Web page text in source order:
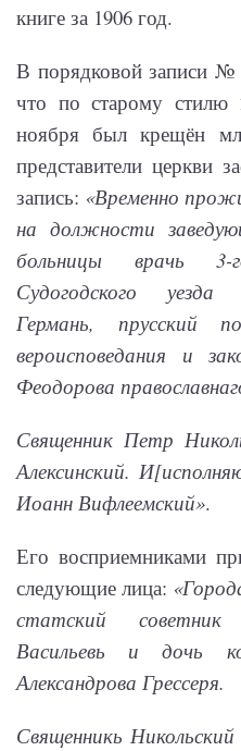
книге за 1906 год.
В порядковой записи №
что по старому стилю
ноября был крещён
представители церкви
запись: «Временно
на должности
больницы врачь 3-
Судогодского уезда
Германь, прусский
вероисповедания и
Феодорова
Священник Петр
Алексинский.
Иоанн Вифлеемский».
Его восприемниками
следующие лица:
статский
Васильевь и дочь
Александрова Грессеря.
Священникь